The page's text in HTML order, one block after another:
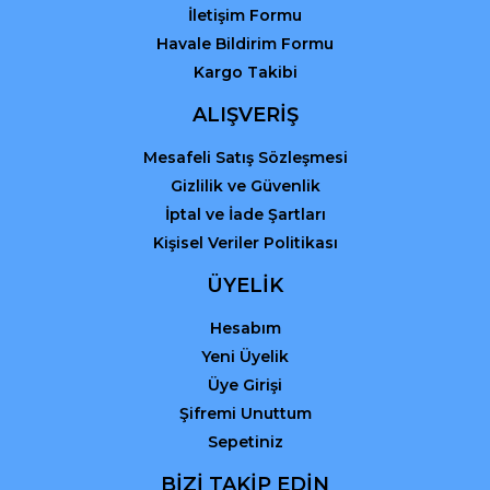
İletişim Formu
Havale Bildirim Formu
Kargo Takibi
ALIŞVERİŞ
Mesafeli Satış Sözleşmesi
Gizlilik ve Güvenlik
İptal ve İade Şartları
Kişisel Veriler Politikası
ÜYELİK
Hesabım
Yeni Üyelik
Üye Girişi
Şifremi Unuttum
Sepetiniz
BİZİ TAKİP EDİN